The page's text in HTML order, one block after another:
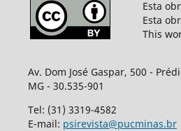
Esta
Esta
This
Av. Dom José Gaspar, 500 -
MG - 30.535-901
Tel: (31) 3319-4582
E-mail: psirevista@pucminas.br